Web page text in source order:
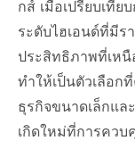
กส์ เมื่อเปรียบเที
ระดับไฮเอนด์ที่มี
ประสิทธิภาพที่เห
ทำให้เป็นตัวเลือ
ธุรกิจขนาดเล็กแล
เกิดใหม่ที่การคว